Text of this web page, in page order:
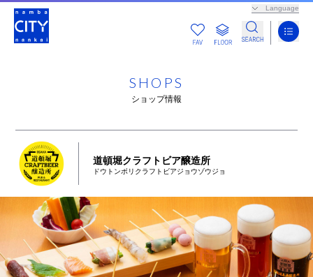
Language
SHOPS
ショップ情報
道頓堀クラフトビア醸造所
ドウトンボリクラフトビアジョウゾウジョ